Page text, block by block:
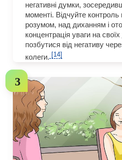
негативні думки,
моменті. Відчуйте контроль
розумом, над диханням і
концентрація уваги на
позбутися від негативу
колеги. [14]